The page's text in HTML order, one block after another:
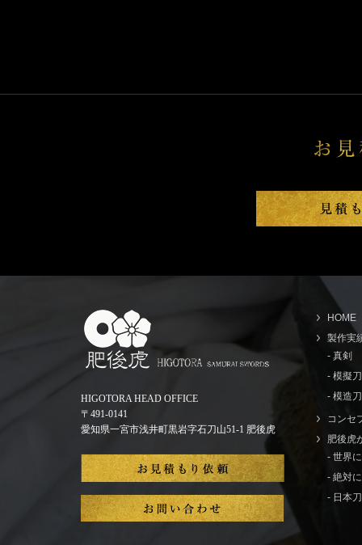
HIGOTORA HEAD OFFICE
〒491-0141
愛知県一宮市浅井町黒岩字石刀山51-1 肥後虎
HOME
製作実
- 真剣
- 模擬
- 模造刀
コンセ
肥後虎
- 世界
- 絶対
- 日本